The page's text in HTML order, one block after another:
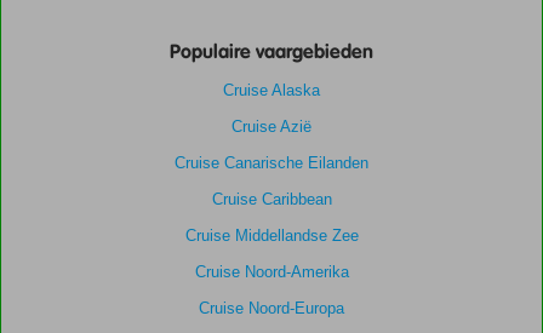
Populaire vaargebieden
Cruise Alaska
Cruise Azië
Cruise Canarische Eilanden
Cruise Caribbean
Cruise Middellandse Zee
Cruise Noord-Amerika
Cruise Noord-Europa